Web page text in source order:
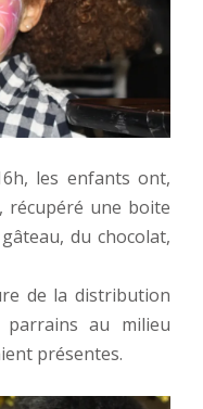
les enfants ont,
récupéré une boite
du chocolat,
de la distribution
au milieu
présentes.